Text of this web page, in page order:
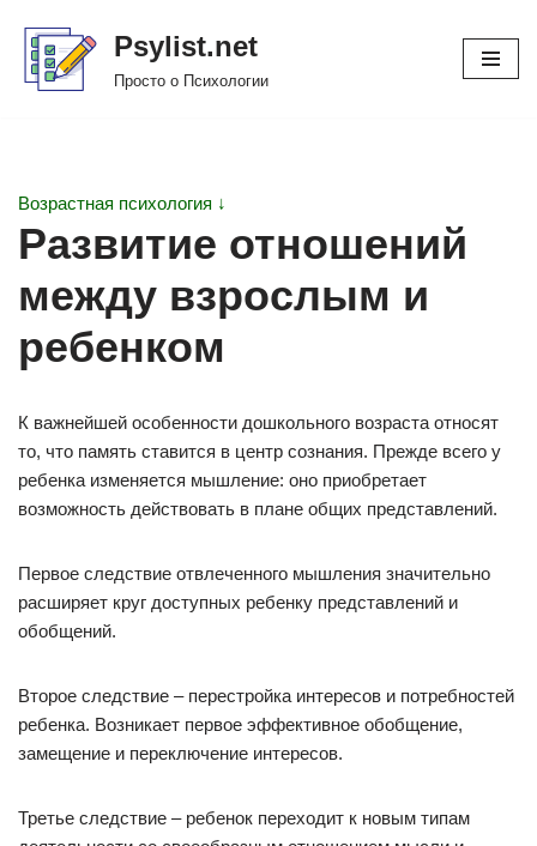
Перейти
Psylist.net
Просто о Психологии
Возрастная психология ↓
Развитие отношений
между взрослым и
ребенком
К важнейшей особенности дошкольного возраста относят
то, что память ставится в центр сознания. Прежде всего у
ребенка изменяется мышление: оно приобретает
возможность действовать в плане общих представлений.
Первое следствие отвлеченного мышления значительно
расширяет круг доступных ребенку представлений и
обобщений.
Второе следствие – перестройка интересов и потребностей
ребенка. Возникает первое эффективное обобщение,
замещение и переключение интересов.
Третье следствие – ребенок переходит к новым типам